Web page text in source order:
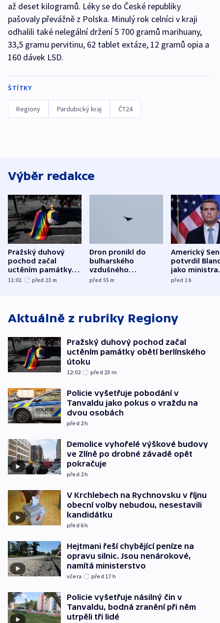
až deset kilogramů. Léky se do České republiky
pašovaly převážně z Polska. Minulý rok celníci v kraji
odhalili také nelegální držení 5 700 gramů marihuany,
33,5 gramu pervitinu, 62 tablet extáze, 12 gramů opia a
160 dávek LSD.
ŠTÍTKY
Regiony Pardubický kraj ČT24
Výběr redakce
Pražský duhový
pochod začal
uctěním památky
obětí berlínského
12:02 před 23 m
Dron pronikl do
bulharského
vzdušného
prostoru,
před 55m
Americký
potvrdil
jako ministra
před 1h
Aktuálně z rubriky Regiony
Pražský duhový pochod začal
uctěním památky obětí berlínského
útoku
12:02 před 23 m
Policie vyšetřuje pobodání v
Tanvaldu jako pokus o vraždu na
dvou osobách
před 2h
Demolice vyhořelé výškové budovy
ve Zlíně po drobné závadě opět
pokračuje
před 2h
V Krchlebech na Rychnovsku v říjnu
obecní volby nebudou, nesestavili
kandidátku
před 6h
Hejtmani řeší chybějící peníze na
opravu silnic. Jsou nenárokové,
namítá ministerstvo
včera před 17 h
Policie vyšetřuje násilný čin v
Tanvaldu, bodná zranění při něm
utrpěli tři lidé